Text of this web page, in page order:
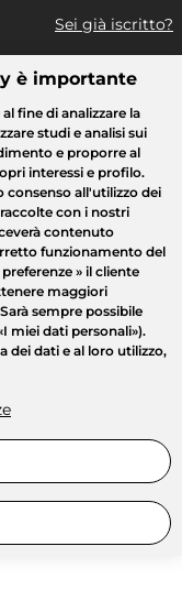
Sei già iscritto?
Elettrodomestici
è importante
fine di analizzare la
studi e analisi sui
e proporre al
interessi e profilo.
consenso all'utilizzo dei
con i nostri
contenuto
funzionamento del
»il cliente
maggiori
sempre possibile
miei dati personali»).
dei dati e al loro utilizzo,